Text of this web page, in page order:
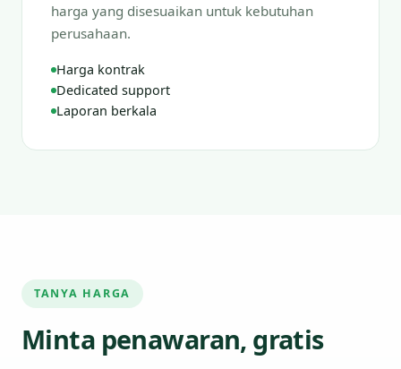
harga yang disesuaikan untuk kebutuhan
perusahaan.
Harga kontrak
Dedicated support
Laporan berkala
TANYA HARGA
Minta penawaran, gratis